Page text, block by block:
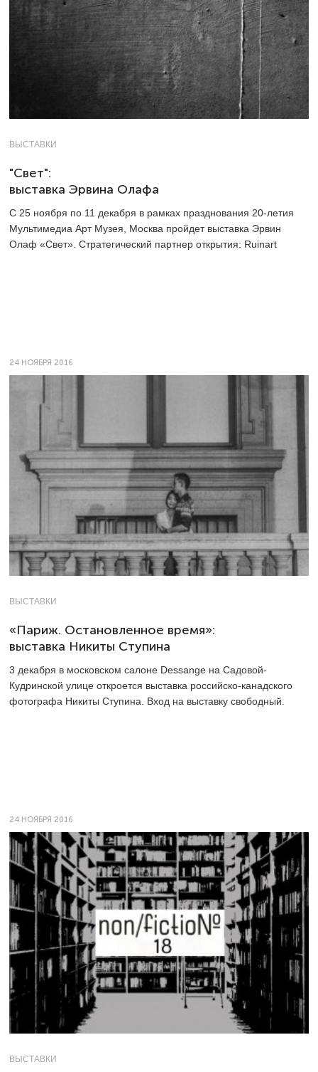
ВЫСТАВКИ
"Свет":
выставка Эрвина Олафа
C 25 ноября по 11 декабря в рамках празднования 20-летия
Мультимедиа Арт Музея, Москва пройдет выставка Эрвин
Олаф «Свет». Стратегический партнер открытия: Ruinart
24 НОЯБРЯ 2016
ВЫСТАВКИ
«Париж. Остановленное время»:
выставка Никиты Ступина
3 декабря в московском салоне Dessange на Садовой-
Кудринской улице откроется выставка российско-канадского
фотографа Никиты Ступина. Вход на выставку свободный.
24 НОЯБРЯ 2016
ВЫСТАВКИ